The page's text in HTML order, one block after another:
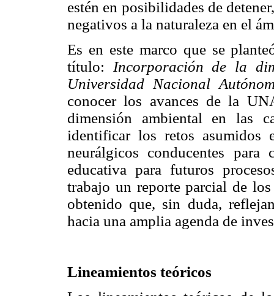
estén en posibilidades de
negativos a la naturaleza en el
Es en este marco que se
título: Incorporación de la
Universidad Nacional
conocer los avances de la
dimensión ambiental en las
identificar los retos asumidos
neurálgicos conducentes
educativa para futuros
trabajo un reporte parcial de
obtenido que, sin duda,
hacia una amplia agenda de
Lineamientos teóricos